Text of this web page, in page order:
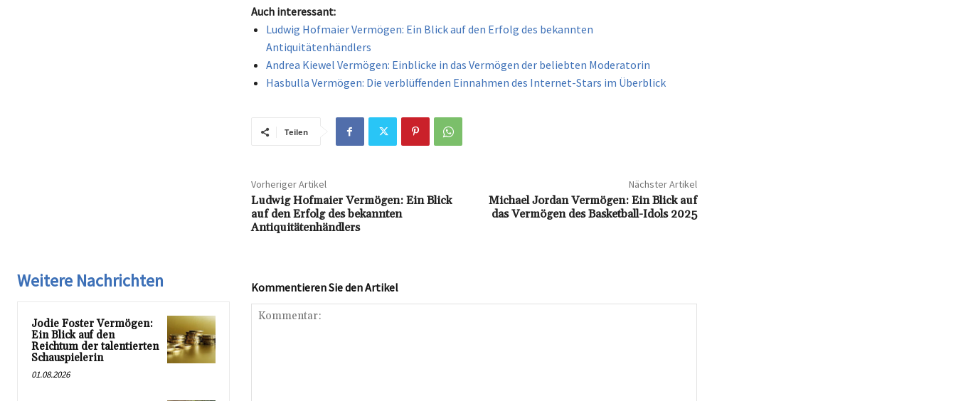
Auch interessant:
Ludwig Hofmaier Vermögen: Ein Blick auf den Erfolg des bekannten
Antiquitätenhändlers
Andrea Kiewel Vermögen: Einblicke in das Vermögen der beliebten Moderatorin
Hasbulla Vermögen: Die verblüffenden Einnahmen des Internet-Stars im Überblick
Teilen
Vorheriger Artikel
Ludwig Hofmaier Vermögen: Ein Blick
auf den Erfolg des bekannten
Antiquitätenhändlers
Nächster Artikel
Michael Jordan Vermögen: Ein Blick auf
das Vermögen des Basketball-Idols 2025
Weitere Nachrichten
Jodie Foster Vermögen:
Ein Blick auf den
Reichtum der talentierten
Schauspielerin
01.08.2026
Kommentieren Sie den Artikel